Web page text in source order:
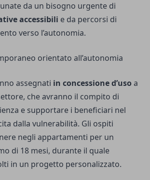
da un bisogno urgente di
accessibili e da percorsi di
verso l’autonomia.
orientato all’autonomia
assegnati in concessione d’uso a
che avranno il compito di
e supportare i beneficiari nel
dalla vulnerabilità. Gli ospiti
negli appartamenti per un
di 18 mesi, durante il quale
in un progetto personalizzato.